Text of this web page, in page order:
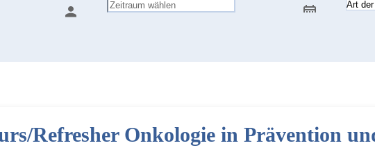
Refresher Onkologie in Prävention